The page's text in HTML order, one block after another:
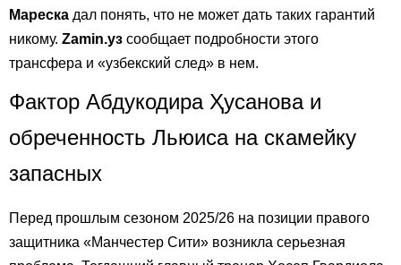
Мареска дал понять, что не может дать таких гарантий
никому. Zamin.уз сообщает подробности этого
трансфера и «узбекский след» в нем.
Фактор Абдукодира Ҳусанова и
обреченность Льюиса на скамейку
запасных
Перед прошлым сезоном 2025/26 на позиции правого
защитника «Манчестер Сити» возникла серьезная